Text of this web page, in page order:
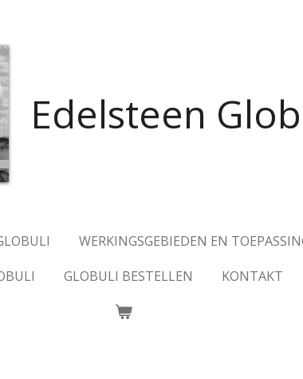
Edelsteen
WERKINGSGEBIEDEN EN
GLOBULI BESTELLEN KONTAKT